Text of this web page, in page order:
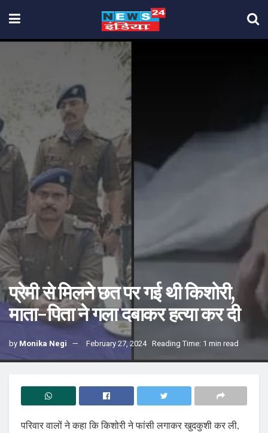
प्रेमी से मिलने छत पर गई थी किशोरी,
माता-पिता ने गला दबाकर हत्या कर दी
by Monika Negi February 27, 2024 Reading Time: 1 min read
परिवार वालों ने कहा कि किशोरी ने फांसी लगाकर खुदकुशी कर ली,